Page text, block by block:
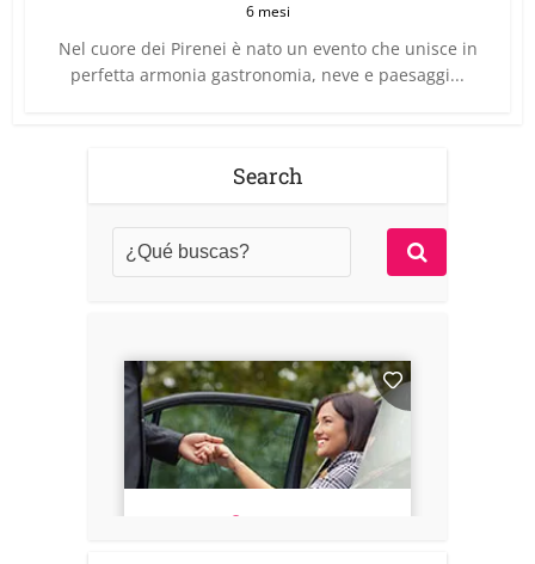
6 mesi
Nel cuore dei Pirenei è nato un evento che unisce in
perfetta armonia gastronomia, neve e paesaggi...
Search